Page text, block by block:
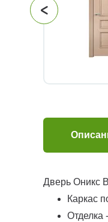
Дверь Оникс
Каркас
Отделка